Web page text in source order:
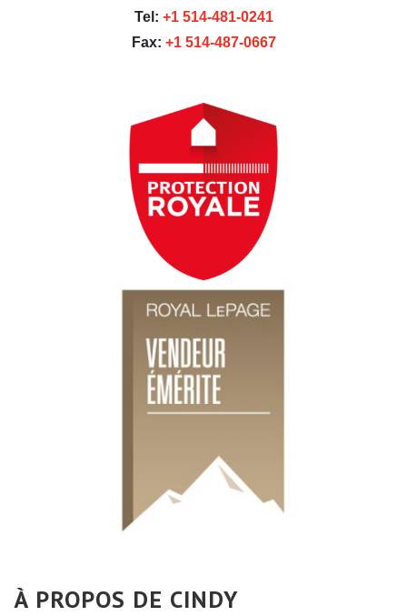
Tel: +1 514-481-0241
Fax: +1 514-487-0667
À PROPOS DE CINDY